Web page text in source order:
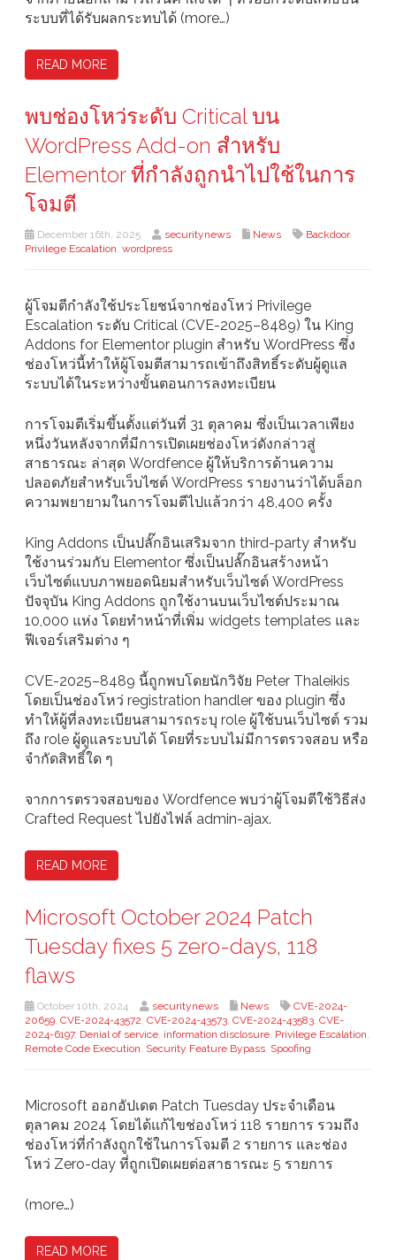
ระบบที่ได้รับผลกระทบได้ (more…)
READ MORE
พบช่องโหว่ระดับ Critical บน
WordPress Add-on สำหรับ
Elementor ที่กำลังถูกนำไปใช้ในการ
โจมตี
December 16th, 2025 securitynews News Backdoor,
Privilege Escalation, wordpress
ผู้โจมตีกำลังใช้ประโยชน์จากช่องโหว่ Privilege
Escalation ระดับ Critical (CVE-2025–8489) ใน King
Addons for Elementor plugin สำหรับ WordPress ซึ่ง
ช่องโหว่นี้ทำให้ผู้โจมตีสามารถเข้าถึงสิทธิ์ระดับผู้ดูแล
ระบบได้ในระหว่างขั้นตอนการลงทะเบียน
การโจมตีเริ่มขึ้นตั้งแต่วันที่ 31 ตุลาคม ซึ่งเป็นเวลาเพียง
หนึ่งวันหลังจากที่มีการเปิดเผยช่องโหว่ดังกล่าวสู่
สาธารณะ ล่าสุด Wordfence ผู้ให้บริการด้านความ
ปลอดภัยสำหรับเว็บไซต์ WordPress รายงานว่าได้บล็อก
ความพยายามในการโจมตีไปแล้วกว่า 48,400 ครั้ง
King Addons เป็นปลั๊กอินเสริมจาก third-party สำหรับ
ใช้งานร่วมกับ Elementor ซึ่งเป็นปลั๊กอินสร้างหน้า
เว็บไซต์แบบภาพยอดนิยมสำหรับเว็บไซต์ WordPress
ปัจจุบัน King Addons ถูกใช้งานบนเว็บไซต์ประมาณ
10,000 แห่ง โดยทำหน้าที่เพิ่ม widgets templates และ
ฟีเจอร์เสริมต่าง ๆ
CVE-2025–8489 นี้ถูกพบโดยนักวิจัย Peter Thaleikis
โดยเป็นช่องโหว่ registration handler ของ plugin ซึ่ง
ทำให้ผู้ที่ลงทะเบียนสามารถระบุ role ผู้ใช้บนเว็บไซต์ รวม
ถึง role ผู้ดูแลระบบได้ โดยที่ระบบไม่มีการตรวจสอบ หรือ
จำกัดสิทธิ์ใด ๆ
จากการตรวจสอบของ Wordfence พบว่าผู้โจมตีใช้วิธีส่ง
Crafted Request ไปยังไฟล์ admin-ajax.
READ MORE
Microsoft October 2024 Patch
Tuesday fixes 5 zero-days, 118
flaws
October 10th, 2024 securitynews News
CVE-2024-
20659, CVE-2024-43572, CVE-2024-43573, CVE-2024-43583, CVE-
2024-6197, Denial of service, information disclosure, Privilege Escalation,
Remote Code Execution, Security Feature Bypass, Spoofing
Microsoft ออกอัปเดต Patch Tuesday ประจำเดือน
ตุลาคม 2024 โดยได้แก้ไขช่องโหว่ 118 รายการ รวมถึง
ช่องโหว่ที่กำลังถูกใช้ในการโจมตี 2 รายการ และช่อง
โหว่ Zero-day ที่ถูกเปิดเผยต่อสาธารณะ 5 รายการ
(more…)
READ MORE